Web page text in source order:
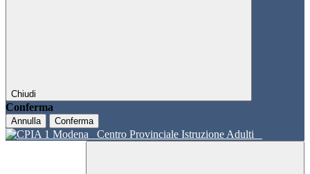
Chiudi
Conferma
Annulla Conferma
Centro Provinciale Istruzione Adulti